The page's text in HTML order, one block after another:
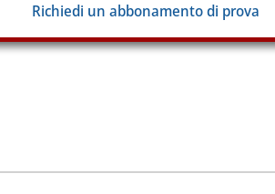
Richiedi un abbonamento di prova